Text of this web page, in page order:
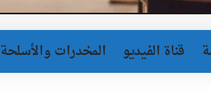
قناة الفيديو المخدرات والأسلحة